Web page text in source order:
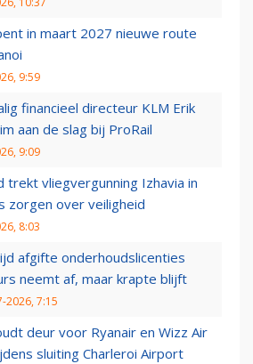
in maart 2027 nieuwe route
9:59
financieel directeur KLM Erik
aan de slag bij ProRail
9:09
trekt vliegvergunning Izhavia in
zorgen over veiligheid
8:03
afgifte onderhoudslicenties
neemt af, maar krapte blijft
2026, 7:15
deur voor Ryanair en Wizz Air
sluiting Charleroi Airport